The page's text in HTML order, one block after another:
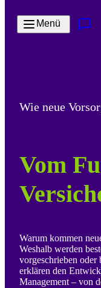
Menü
Wie neue
Vom
Warum kommen
Weshalb werden
vorgeschrieben oder
erklären den
Management – von